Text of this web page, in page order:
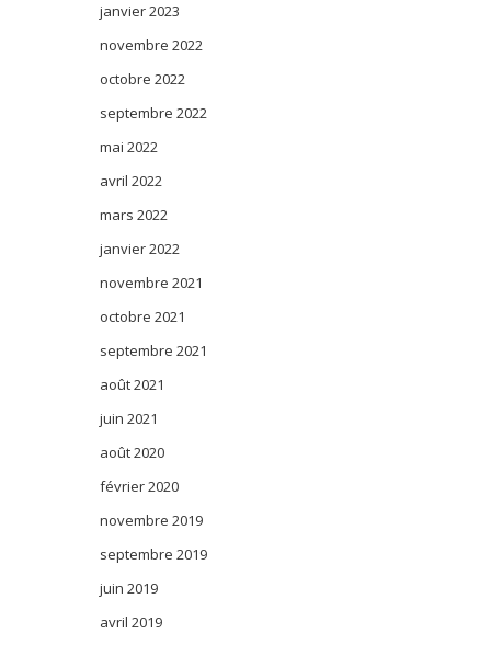
janvier 2023
novembre 2022
octobre 2022
septembre 2022
mai 2022
avril 2022
mars 2022
janvier 2022
novembre 2021
octobre 2021
septembre 2021
août 2021
juin 2021
août 2020
février 2020
novembre 2019
septembre 2019
juin 2019
avril 2019